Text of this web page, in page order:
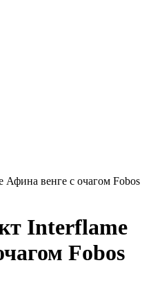
венге с очагом Fobos
Interflame
Fobos